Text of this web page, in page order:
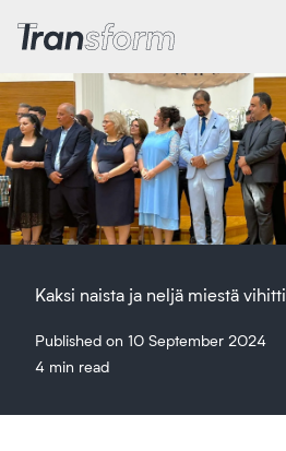
Transform Iran
Kaksi naista ja neljä miestä
Published on 10 September 2024
4 min read